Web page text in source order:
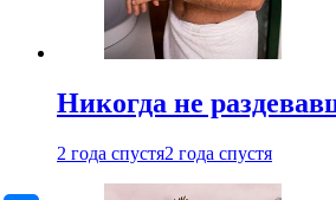
Никогда не
2 года спустя2 года спустя